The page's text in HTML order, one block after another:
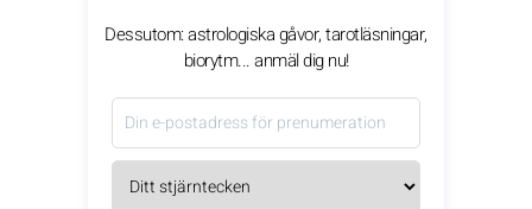
Dessutom: astrologiska gåvor, tarotläsningar,
biorytm... anmäl dig nu!